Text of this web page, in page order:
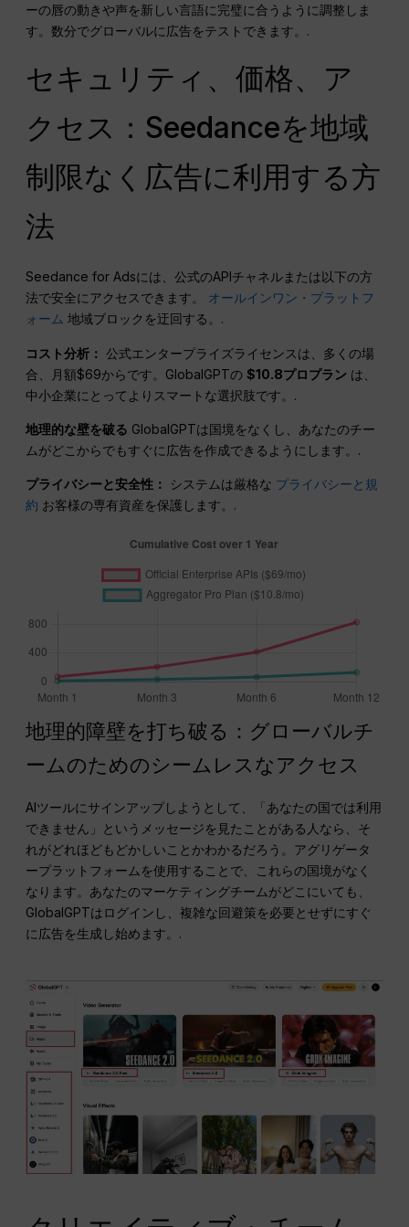
ーの唇の動きや声を新しい言語に完璧に合うように調整しま
す。数分でグローバルに広告をテストできます。.
セキュリティ、価格、ア
クセス：Seedanceを地域
制限なく広告に利用する方
法
Seedance for Adsには、公式のAPIチャネルまたは以下の方
法で安全にアクセスできます。 オールインワン・プラットフ
ォーム 地域ブロックを迂回する。.
コスト分析： 公式エンタープライズライセンスは、多くの場
合、月額$69からです。GlobalGPTの$10.8プロプラン は、
中小企業にとってよりスマートな選択肢です。.
地理的な壁を破る GlobalGPTは国境をなくし、あなたのチー
ムがどこからでもすぐに広告を作成できるようにします。.
プライバシーと安全性： システムは厳格な プライバシーと規
約 お客様の専有資産を保護します。.
地理的障壁を打ち破る：グローバルチ
ームのためのシームレスなアクセス
AIツールにサインアップしようとして、「あなたの国では利用
できません」というメッセージを見たことがある人なら、そ
れがどれほどもどかしいことかわかるだろう。アグリゲータ
ープラットフォームを使用することで、これらの国境がなく
なります。あなたのマーケティングチームがどこにいても、
GlobalGPTはログインし、複雑な回避策を必要とせずにすぐ
に広告を生成し始めます。.